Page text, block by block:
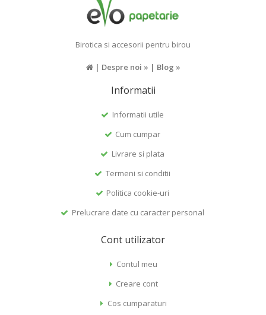
Birotica si accesorii pentru birou
| Despre noi » | Blog »
Informatii
Informatii utile
Cum cumpar
Livrare si plata
Termeni si conditii
Politica cookie-uri
Prelucrare date cu caracter personal
Cont utilizator
Contul meu
Creare cont
Cos cumparaturi